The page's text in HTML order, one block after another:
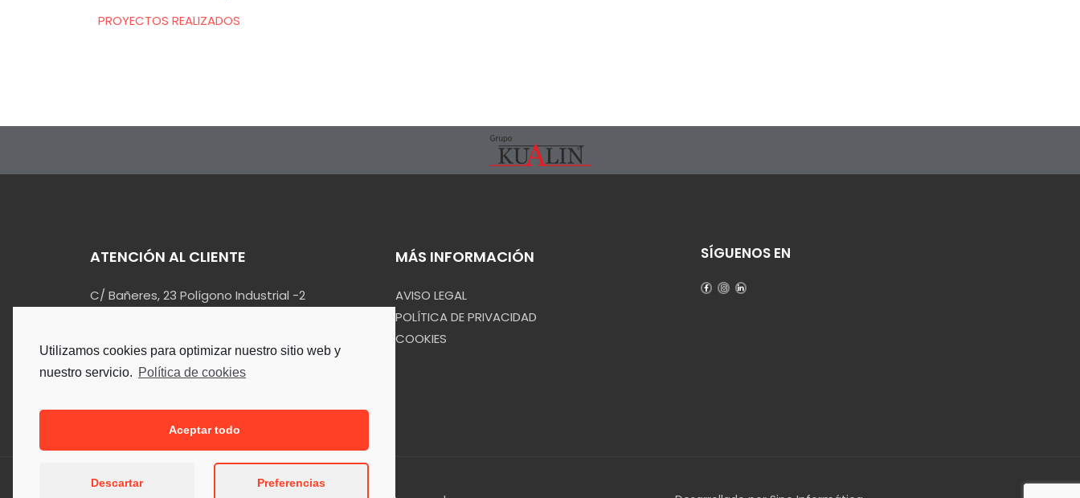
Utilizamos cookies para optimizar nuestro sitio web y
nuestro servicio. Política de cookies
Aceptar todo
Descartar Preferencias
PROYECTOS REALIZADOS
ATENCIÓN AL CLIENTE
C/ Bañeres, 23 Polígono Industrial -2
965 55 34 90
MÁS INFORMACIÓN
AVISO LEGAL
POLÍTICA DE PRIVACIDAD
COOKIES
SÍGUENOS EN